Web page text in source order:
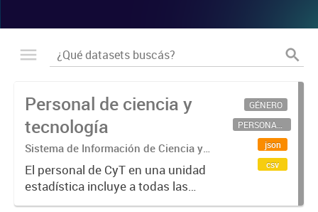
Personal de ciencia y
tecnología
Sistema de Información de Ciencia y
Tecnología Argentino (SICYTAR)
El personal de CyT en una unidad
estadística incluye a todas las
personas involucradas
GÉNERO
PERSONAL CIENTÍFICO-TECNOLÓGICO
json
csv